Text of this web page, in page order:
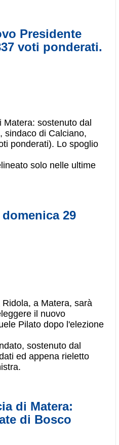
Presidente
voti ponderati.
sostenuto dal
sindaco di Calciano,
ponderati). Lo spoglio
solo nelle ultime
29
a Matera, sarà
il nuovo
Pilato dopo l'elezione
sostenuto dal
ed appena rieletto
di Matera:
di Bosco